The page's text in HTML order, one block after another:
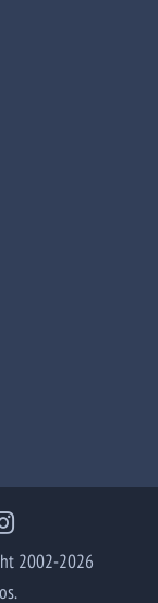
2002-2026